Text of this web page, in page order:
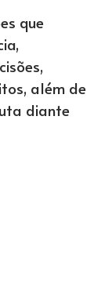
que
além de
diante